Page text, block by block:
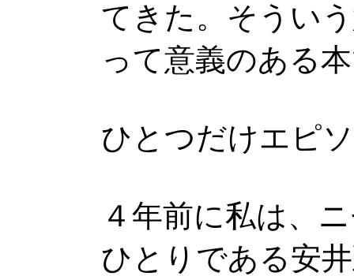
てきた。そうい
って意義のある
ひとつだけエピ
４年前に私は、
ひとりである安